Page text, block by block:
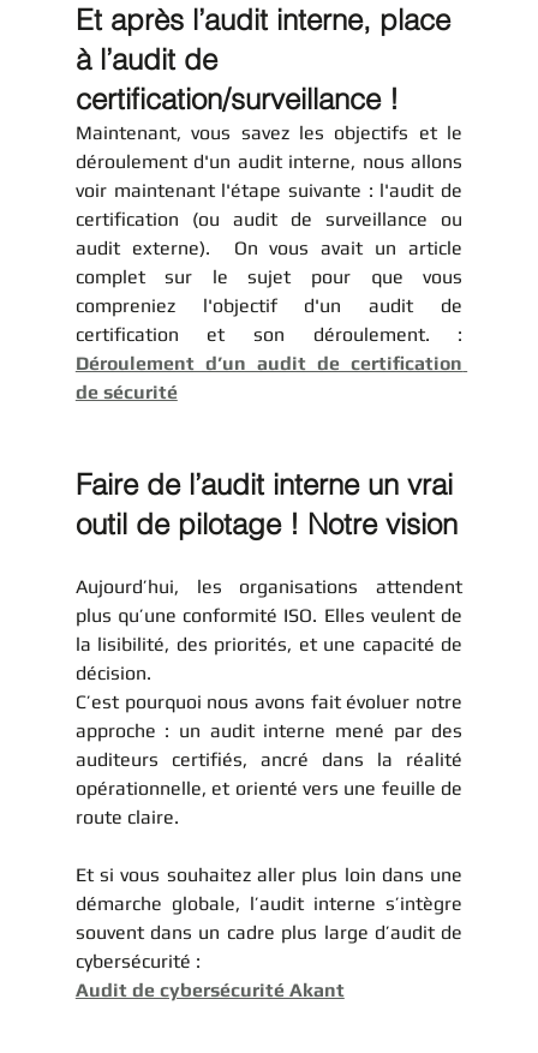
Et après l’audit interne, place
à l’audit de
certification/surveillance !
Maintenant, vous savez les objectifs et le
déroulement d'un audit interne, nous allons
voir maintenant l'étape suivante : l'audit de
certification (ou audit de surveillance ou
audit externe).  On vous avait un article
complet sur le sujet pour que vous
compreniez l'objectif d'un audit de
Déroulement d’un audit de certification
de sécurité
Faire de l’audit interne un vrai
outil de pilotage ! Notre vision
Aujourd’hui, les organisations attendent
plus qu’une conformité ISO. Elles veulent de
la lisibilité, des priorités, et une capacité de
décision.
C’est pourquoi nous avons fait évoluer notre
approche : un audit interne mené par des
auditeurs certifiés, ancré dans la réalité
opérationnelle, et orienté vers une feuille de
route claire.
Et si vous souhaitez aller plus loin dans une
démarche globale, l’audit interne s’intègre
souvent dans un cadre plus large d’audit de
cybersécurité :
Audit de cybersécurité Akant